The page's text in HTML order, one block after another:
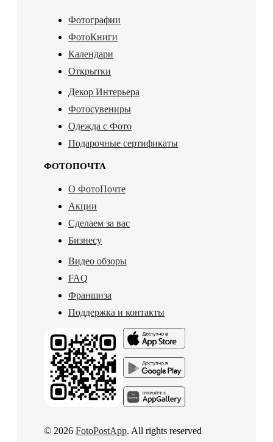
Фотографии
ФотоКниги
Календари
Открытки
Декор Интерьера
Фотосувениры
Одежда с Фото
Подарочные сертификаты
ФОТОПОЧТА
О ФотоПочте
Акции
Сделаем за вас
Бизнесу
Видео обзоры
FAQ
Франшиза
Поддержка и контакты
© 2026 FotoPostApp. All rights reserved